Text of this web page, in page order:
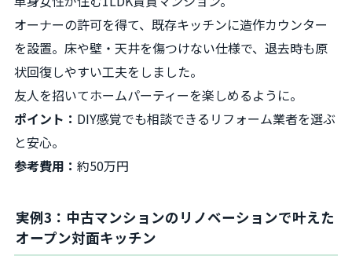
オーナーの許可を得て、既存キッチンに造作カウンター
を設置。床や壁・天井を傷つけない仕様で、退去時も原
状回復しやすい工夫をしました。
友人を招いてホームパーティーを楽しめるように。
ポイント： DIY感覚でも相談できるリフォーム業者を選ぶ
と安心。
参考費用： 約50万円
実例3：中古マンションのリノベーションで叶えた
オープン対面キッチン